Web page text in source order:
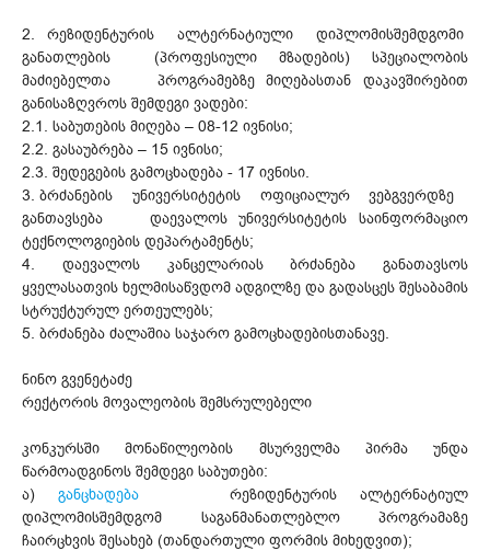
2. რეზიდენტურის ალტერნატიული დიპლომისშემდგომი
განათლების (პროფესიული მზადების) სპეციალობის
მაძიებელთა პროგრამებზე მიღებასთან დაკავშირებით
განისაზღვროს შემდეგი ვადები:
2.1. საბუთების მიღება – 08-12 ივნისი;
2.2. გასაუბრება – 15 ივნისი;
2.3. შედეგების გამოცხადება - 17 ივნისი.
3. ბრძანების უნივერსიტეტის ოფიციალურ ვებგვერდზე
განთავსება დაევალოს უნივერსიტეტის საინფორმაციო
ტექნოლოგიების დეპარტამენტს;
4. დაევალოს კანცელარიას ბრძანება განათავსოს
ყველასათვის ხელმისაწვდომ ადგილზე და გადასცეს შესაბამის
სტრუქტურულ ერთეულებს;
5. ბრძანება ძალაშია საჯარო გამოცხადებისთანავე.
ნინო გვენეტაძე
რექტორის მოვალეობის შემსრულებელი
კონკურსში მონაწილეობის მსურველმა პირმა უნდა
წარმოადგინოს შემდეგი საბუთები:
ა) განცხადებარეზიდენტურის ალტერნატიულ
დიპლომისშემდგომ საგანმანათლებლო პროგრამაზე
ჩაირცხვის შესახებ (თანდართული ფორმის მიხედვით);